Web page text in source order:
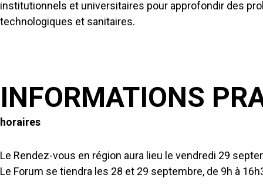
institutionnels et universitaires pour approfondir des
technologiques et sanitaires.
INFORMATIONS
horaires
Le Rendez-vous en région aura lieu le vendredi 29
Le Forum se tiendra les 28 et 29 septembre, de 9h à